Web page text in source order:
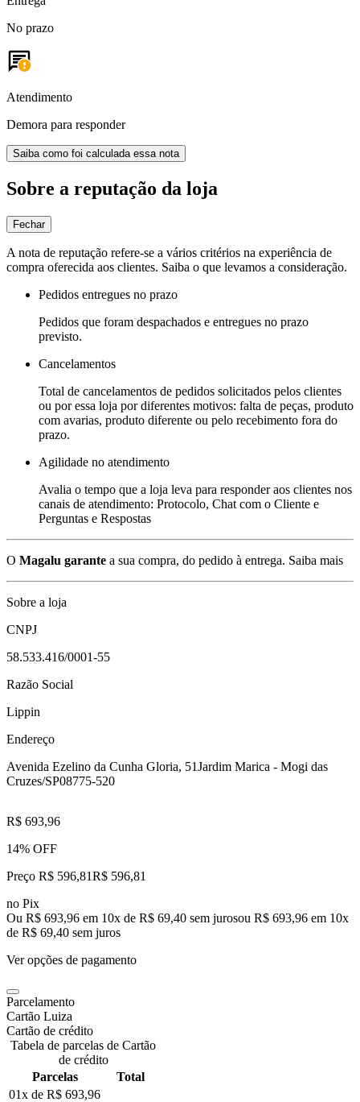
No prazo
Atendimento
Demora para responder
Saiba como foi calculada essa nota
Sobre a reputação da loja
Fechar
A nota de reputação refere-se a vários critérios na experiência de
compra oferecida aos clientes. Saiba o que levamos a consideração.
Pedidos entregues no prazo
Pedidos que foram despachados e entregues no prazo
previsto.
Cancelamentos
Total de cancelamentos de pedidos solicitados pelos clientes
ou por essa loja por diferentes motivos: falta de peças, produto
com avarias, produto diferente ou pelo recebimento fora do
prazo.
Agilidade no atendimento
Avalia o tempo que a loja leva para responder aos clientes nos
canais de atendimento: Protocolo, Chat com o Cliente e
Perguntas e Respostas
O Magalu garante a sua compra, do pedido à entrega. Saiba mais
Sobre a loja
CNPJ
58.533.416/0001-55
Razão Social
Lippin
Endereço
Avenida Ezelino da Cunha Gloria, 51Jardim Marica - Mogi das
Cruzes/SP08775-520
R$ 693,96
14% OFF
Preço R$ 596,81R$ 596,81
no Pix
Ou R$ 693,96 em 10x de R$ 69,40 sem jurosou R$ 693,96 em 10x
de R$ 69,40 sem juros
Ver opções de pagamento
Parcelamento
Cartão Luiza
Cartão de crédito
Tabela de parcelas de Cartão
de crédito
Parcelas
Total
01x de R$ 693,96